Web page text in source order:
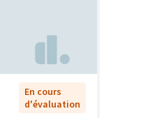
En cours
d'évaluation